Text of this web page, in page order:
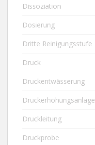
Dissoziation
Dosierung
Dritte Reinigungsstufe
Druck
Druckentwässerung
Druckerhöhungsanlage
Druckleitung
Druckprobe